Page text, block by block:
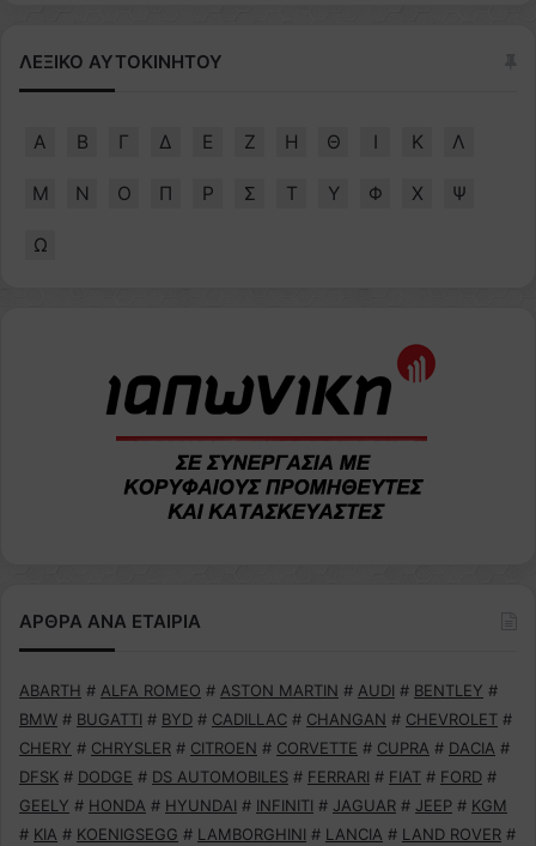
ΛΕΞΙΚΟ ΑΥΤΟΚΙΝΗΤΟΥ
Α Β Γ Δ Ε Ζ Η Θ Ι Κ Λ
Μ Ν Ο Π Ρ Σ Τ Υ Φ Χ Ψ
Ω
ΑΡΘΡΑ ΑΝΑ ΕΤΑΙΡΙΑ
ABARTH # ALFA ROMEO # ASTON MARTIN # AUDI # BENTLEY #
BMW # BUGATTI # BYD # CADILLAC # CHANGAN # CHEVROLET #
CHERY # CHRYSLER # CITROEN # CORVETTE # CUPRA # DACIA #
DFSK # DODGE # DS AUTOMOBILES # FERRARI # FIAT # FORD #
GEELY # HONDA # HYUNDAI # INFINITI # JAGUAR # JEEP # KGM
# KIA # KOENIGSEGG # LAMBORGHINI # LANCIA # LAND ROVER #